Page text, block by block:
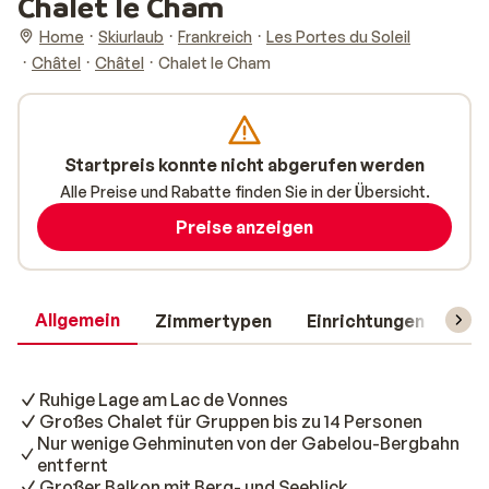
Home Skiurlaub Frankreich
Les Portes du Soleil
Châtel
Châtel Chalet le Cham
Allgemein Zimmertypen Einrichtungen
Ruhige Lage am Lac de Vonnes
Großes Chalet für Gruppen bis zu 14 Personen
Nur wenige Gehminuten von der Gabelou-Bergbahn
entfernt
Startpreis konnte nicht abgerufen werden
Alle Preise und Rabatte finden Sie in der Übersicht.
Preise anzeigen